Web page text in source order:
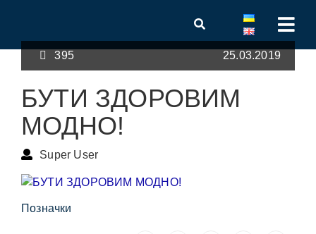
395 25.03.2019
БУТИ ЗДОРОВИМ
МОДНО!
Super User
Позначки